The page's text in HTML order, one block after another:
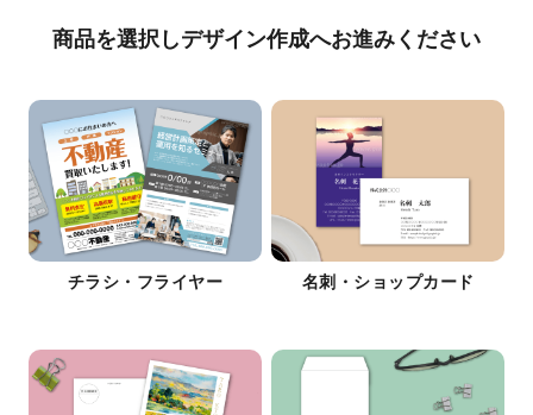
商品を選択しデザイン作成へお進みください
チラシ・フライヤー 名刺・ショップカード